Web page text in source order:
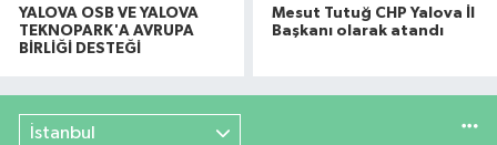
YALOVA OSB VE YALOVA
TEKNOPARK'A AVRUPA
BİRLİĞİ DESTEĞİ
Mesut Tutuğ CHP Yalova İl
Başkanı olarak atandı
İstanbul